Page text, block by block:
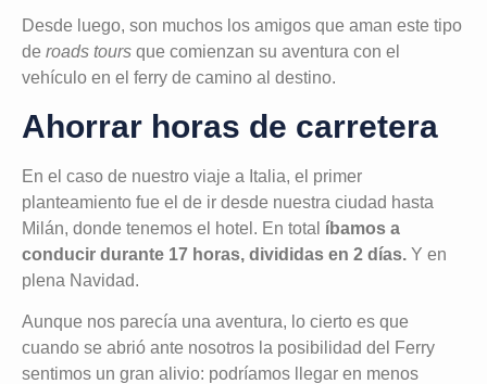
Desde luego, son muchos los amigos que aman este tipo
de roads tours que comienzan su aventura con el
vehículo en el ferry de camino al destino.
Ahorrar horas de carretera
En el caso de nuestro viaje a Italia, el primer
planteamiento fue el de ir desde nuestra ciudad hasta
Milán, donde tenemos el hotel. En total íbamos a
conducir durante 17 horas, divididas en 2 días. Y en
plena Navidad.
Aunque nos parecía una aventura, lo cierto es que
cuando se abrió ante nosotros la posibilidad del Ferry
sentimos un gran alivio: podríamos llegar en menos